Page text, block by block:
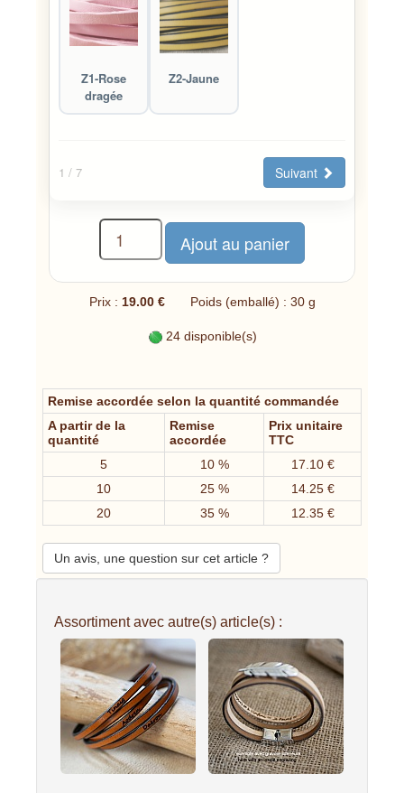
Z1-Rose
dragée
Z2-Jaune
1 / 7 Suivant
Prix : 19.00 € Poids (emballé) : 30 g
24 disponible(s)
Remise accordée selon la quantité commandée
A partir de la
quantité
Remise
accordée
Prix unitaire
TTC
5
10 %
17.10 €
10
25 %
14.25 €
20
35 % 12.35 €
Un avis, une question sur cet article ?
Assortiment avec autre(s) article(s) :